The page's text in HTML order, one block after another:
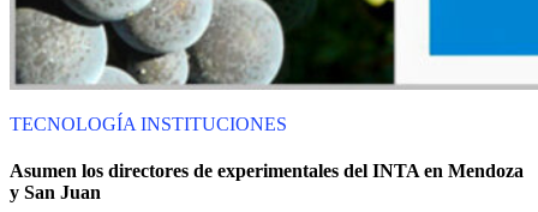
TECNOLOGÍA INSTITUCIONES
Asumen los directores de experimentales del INTA en Mendoza
y San Juan